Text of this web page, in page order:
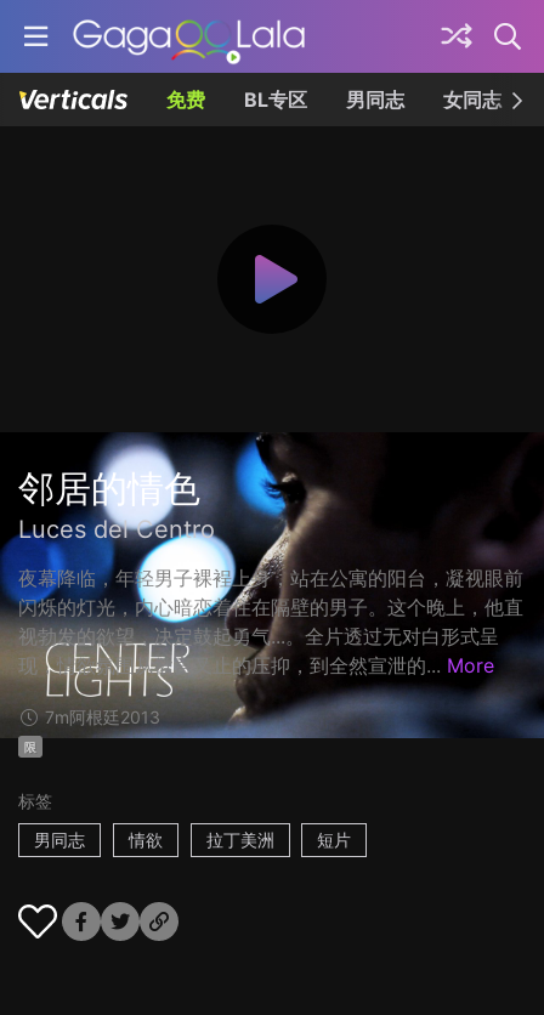
免费 BL专区 男同志 女同志
邻居的情色
Luces del Centro
夜幕降临，年轻男子裸裎上身，站在公寓的阳台，凝视眼前
闪烁的灯光，内心暗恋着住在隔壁的男子。这个晚上，他直
视勃发的欲望，决定鼓起勇气...。全片透过无对白形式呈
现，情欲氛围从欲言又止的压抑，到全然宣泄的... More
7m阿根廷2013
限
标签
男同志
情欲 拉丁美洲 短片